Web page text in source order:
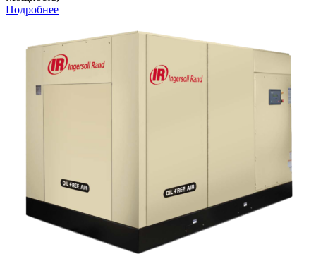
Подробнее